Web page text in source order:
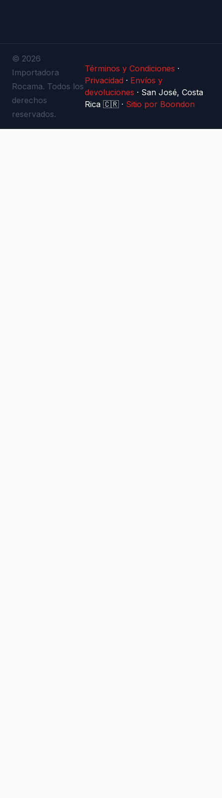
© 2026
Importadora
Rocama. Todos los
derechos
reservados.
Términos y Condiciones ·
Privacidad · Envíos y
devoluciones · San José, Costa
Rica 🇨🇷 · Sitio por Boondon